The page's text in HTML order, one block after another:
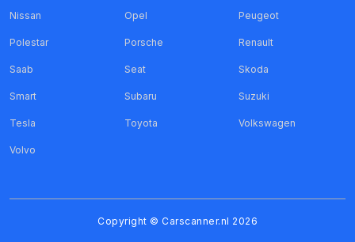
Nissan Opel Peugeot
Polestar Porsche Renault
Saab Seat Skoda
Smart Subaru Suzuki
Tesla Toyota Volkswagen
Volvo
Copyright © Carscanner.nl 2026